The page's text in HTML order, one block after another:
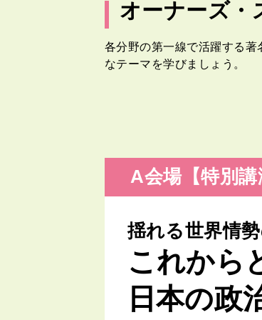
オーナーズ・
各分野の第一線で活躍する
なテーマを学びましょう。
A会場【特別講
揺れる世界情
これから
日本の政